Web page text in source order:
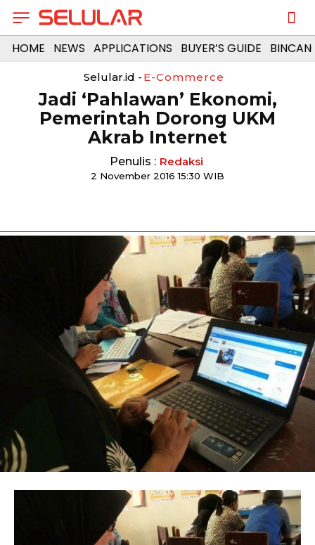
HOME NEWS APPLICATIONS BUYER’S GUIDE
Selular.id - E-Commerce
Jadi ‘Pahlawan’ Ekonomi,
Pemerintah Dorong UKM
Akrab Internet
Penulis : Redaksi
2 November 2016 15:30 WIB